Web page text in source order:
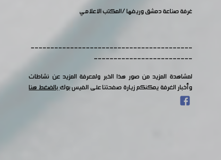
غرفة صناعة دمشق وريفها /المكتب الاعلامي
-----------------------------------------
-------------------------
لمشاهدة المزيد من صور هذا الخبر ولمعرفة المزيد عن نشاطات
وأخبار الغرفة يمكنكم زيارة صفحتنا على الفيس بوكبالضغط هنا